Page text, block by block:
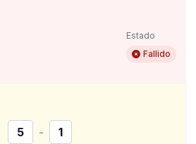
Estado
Fallido
5 - 1